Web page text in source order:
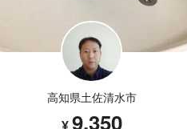
高知県土佐清水市
9,350